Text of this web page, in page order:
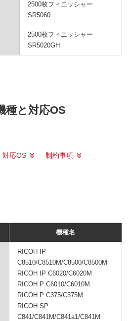
2500枚フィニッシャー
SR5060
2500枚フィニッシャー
SR5020GH
種と対応OS
対応OS 制約事項
機種名
RICOH IP
C8510/C8510M/C8500/C8500M
RICOH IP C6020/C6020M
RICOH P C6010/C6010M
RICOH P C375/C375M
RICOH SP
C841/C841M/C841a1/C841M